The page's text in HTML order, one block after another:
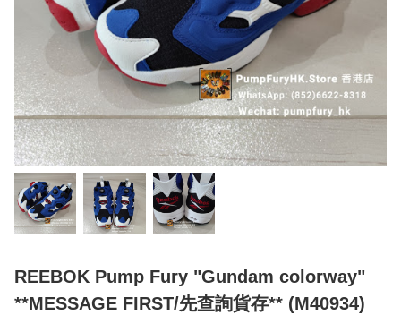
REEBOK Pump Fury "Gundam colorway"
**MESSAGE FIRST/先查詢貨存** (M40934)